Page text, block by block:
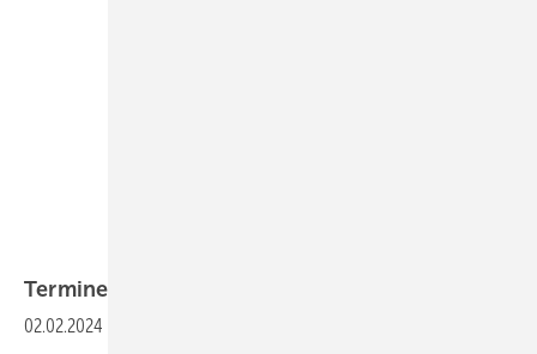
Termine
02.02.2024